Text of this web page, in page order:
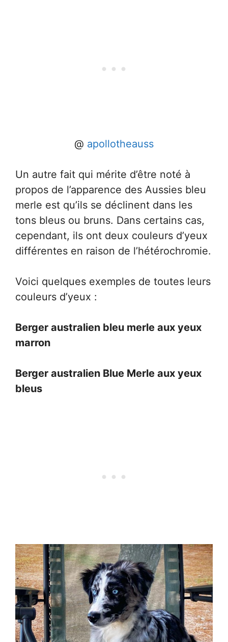
@ apollotheauss
Un autre fait qui mérite d’être noté à
propos de l’apparence des Aussies bleu
merle est qu’ils se déclinent dans les
tons bleus ou bruns. Dans certains cas,
cependant, ils ont deux couleurs d’yeux
différentes en raison de l’hétérochromie.
Voici quelques exemples de toutes leurs
couleurs d’yeux :
Berger australien bleu merle aux yeux
marron
Berger australien Blue Merle aux yeux
bleus